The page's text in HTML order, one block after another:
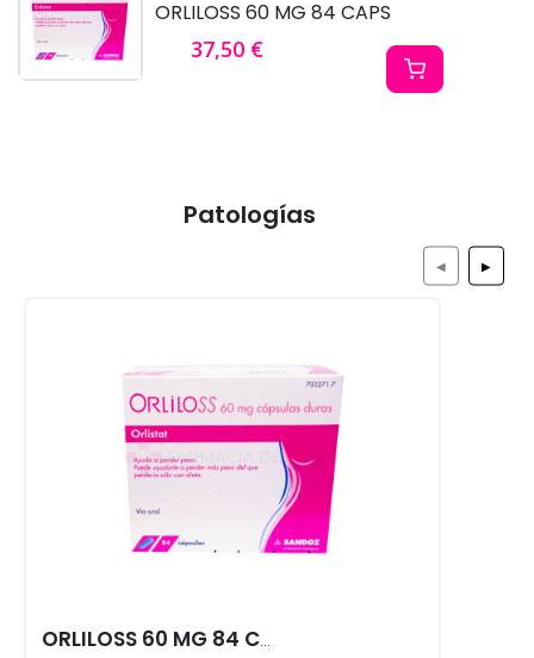
ORLILOSS 60 MG 84 CAPS
37,50 €
Patologías
ORLILOSS 60 MG 84 CAPS
◀ ▶